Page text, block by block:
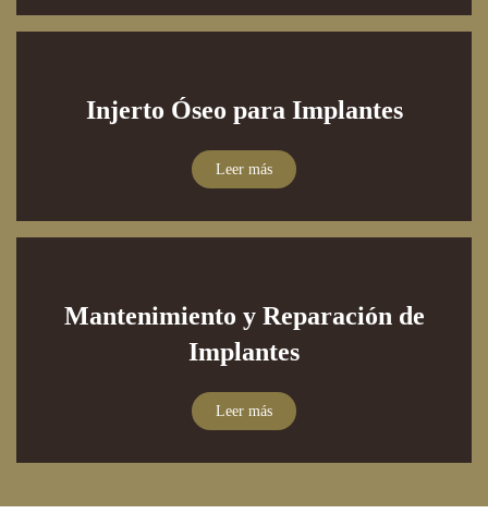
Injerto Óseo para Implantes
Leer más
Mantenimiento y Reparación de
Implantes
Leer más